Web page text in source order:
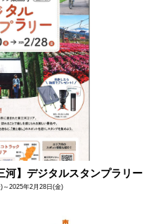
河】デジタルスタンプラリー
～2025年2月28日(金)